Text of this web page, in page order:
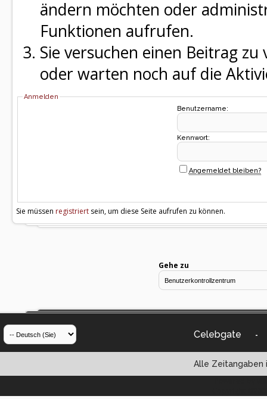
ändern möchten oder
Funktionen aufrufen.
Sie versuchen einen Beitrag
oder warten noch auf die
Anmelden
Benutzername:
Kennwort:
Angemeldet bleiben?
Sie müssen registriert sein, um diese Seite aufrufen zu können.
Gehe zu
Celebgate -
Alle Zeitangaben